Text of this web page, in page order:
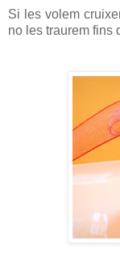
Si les volem
no les traurem fins